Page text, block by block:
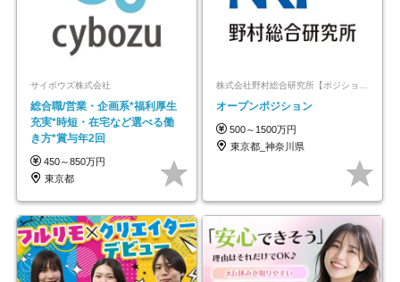
サイボウズ株式会社
総合職/営業・企画系*福利厚生
充実*時短・在宅など選べる働
き方*賞与年2回
450～850万円
東京都
オープンポジション
500～1500万円
東京都_神奈川県